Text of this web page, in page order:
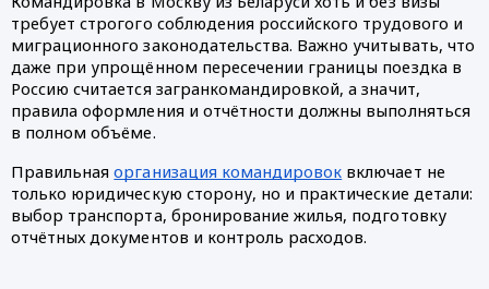
требует строгого соблюдения российского трудового и
миграционного законодательства. Важно учитывать, что
даже при упрощённом пересечении границы поездка в
Россию считается загранкомандировкой, а значит,
правила оформления и отчётности должны выполняться
в полном объёме.
Правильнаяорганизация командировок включает не
только юридическую сторону, но и практические детали:
выбор транспорта, бронирование жилья, подготовку
отчётных документов и контроль расходов.